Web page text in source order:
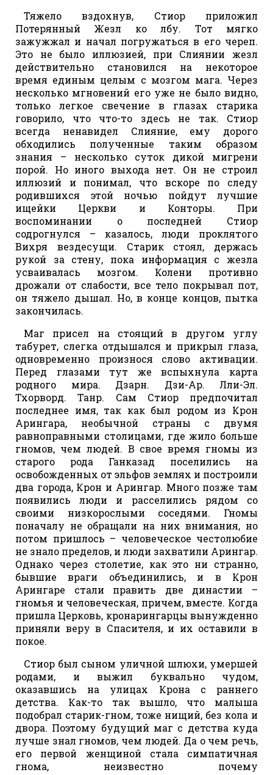
Тяжело вздохнув, Стиор приложил
Потерянный Жезл ко лбу. Тот мягко
зажужжал и начал погружаться в его череп.
Это не было иллюзией, при Слиянии жезл
действительно становился на некоторое
время единым целым с мозгом мага. Через
несколько мгновений его уже не было видно,
только легкое свечение в глазах старика
говорило, что что-то здесь не так. Стиор
всегда ненавидел Слияние, ему дорого
обходились полученные таким образом
знания – несколько суток дикой мигрени
порой. Но иного выхода нет. Он не строил
иллюзий и понимал, что вскоре по следу
родившихся этой ночью пойдут лучшие
ищейки Церкви и Конторы. При
воспоминании о последней Стиор
содрогнулся – казалось, люди проклятого
Вихря вездесущи. Старик стоял, держась
рукой за стену, пока информация с жезла
усваивалась мозгом. Колени противно
дрожали от слабости, все тело покрывал пот,
он тяжело дышал. Но, в конце концов, пытка
закончилась.
Маг присел на стоящий в другом углу
табурет, слегка отдышался и прикрыл глаза,
одновременно произнося слово активации.
Перед глазами тут же вспыхнула карта
родного мира. Дзарн. Дзи-Ар. Лли-Эл.
Тхорворд. Танр. Сам Стиор предпочитал
последнее имя, так как был родом из Крон
Арингара, необычной страны с двумя
равноправными столицами, где жило больше
гномов, чем людей. В свое время гномы из
старого рода Ганказад поселились на
освобожденных от эльфов землях и построили
два города, Крон и Арингар. Много позже там
появились люди и расселились рядом со
своими низкорослыми соседями. Гномы
поначалу не обращали на них внимания, но
потом пришлось – человеческое честолюбие
не знало пределов, и люди захватили Арингар.
Однако через столетие, как это ни странно,
бывшие враги объединились, и в Крон
Арингаре стали править две династии –
гномья и человеческая, причем, вместе. Когда
пришла Церковь, кронарингарцы вынужденно
приняли веру в Спасителя, и их оставили в
покое.
Стиор был сыном уличной шлюхи, умершей
родами, и выжил буквально чудом,
оказавшись на улицах Крона с раннего
детства. Как-то так вышло, что малыша
подобрал старик-гном, тоже нищий, без кола и
двора. Поэтому будущий маг с детства куда
лучше знал гномов, чем людей. Да о чем речь,
его первой женщиной стала симпатичная
гнома, неизвестно почему